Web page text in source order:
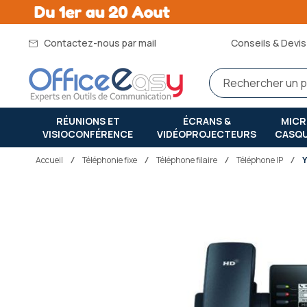
Contactez-nous par mail Conseils &
RÉUNIONS ET
VISIOCONFÉRENCE
ÉCRANS &
VIDÉOPROJECTEURS
Accueil téléphonie fixe Téléphone filaire Téléphone IP